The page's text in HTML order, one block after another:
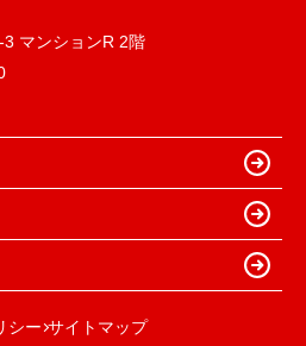
マンションR 2階
シー サイトマップ